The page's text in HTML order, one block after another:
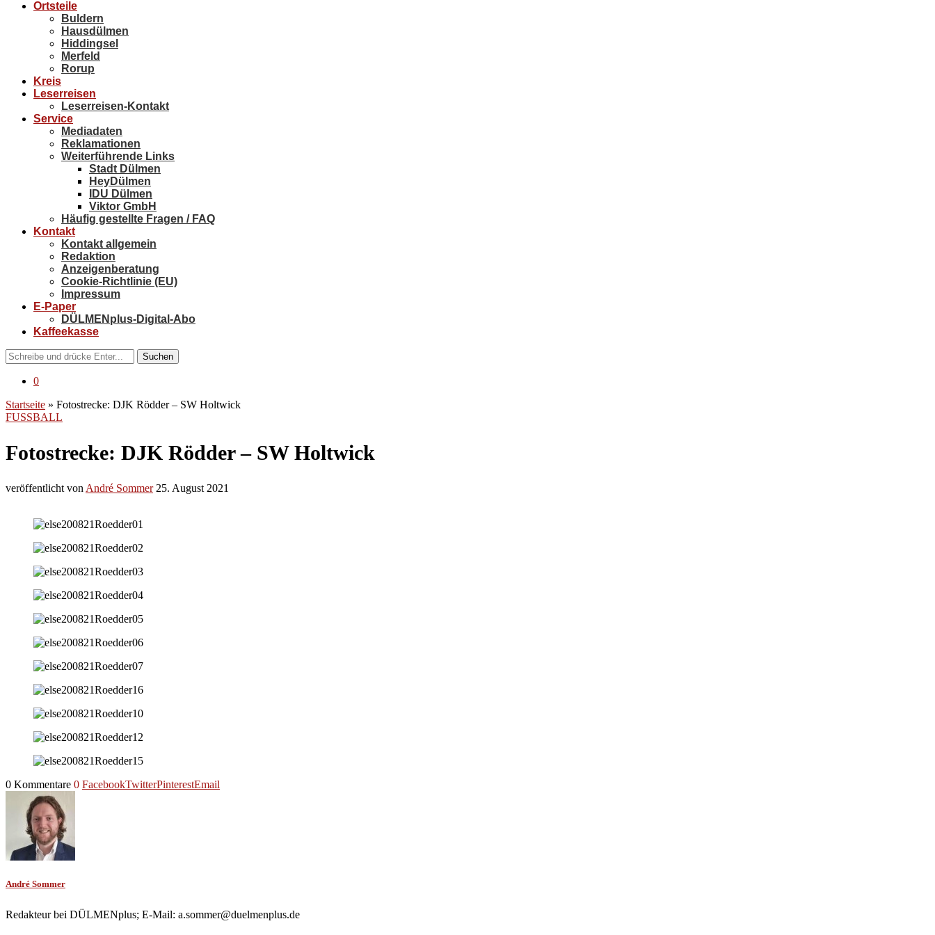
Ortsteile
Buldern
Hausdülmen
Hiddingsel
Merfeld
Rorup
Kreis
Leserreisen
Leserreisen-Kontakt
Service
Mediadaten
Reklamationen
Weiterführende Links
Stadt Dülmen
HeyDülmen
IDU Dülmen
Viktor GmbH
Häufig gestellte Fragen / FAQ
Kontakt
Kontakt allgemein
Redaktion
Anzeigenberatung
Cookie-Richtlinie (EU)
Impressum
E-Paper
DÜLMENplus-Digital-Abo
Kaffeekasse
Suchen
0
Startseite » Fotostrecke: DJK Rödder – SW Holtwick
FUSSBALL
Fotostrecke: DJK Rödder – SW Holtwick
veröffentlicht von André Sommer 25. August 2021
0 Kommentare 0 FacebookTwitterPinterestEmail
André Sommer
Redakteur bei DÜLMENplus; E-Mail: a.sommer@duelmenplus.de